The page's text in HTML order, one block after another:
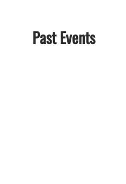
Past Events